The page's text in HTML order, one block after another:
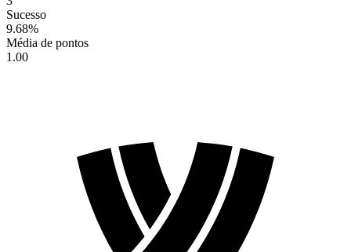
Sucesso
9.68%
Média de pontos
1.00